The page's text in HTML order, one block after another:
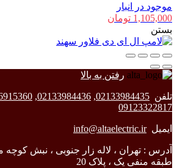
موجود در انبار
1,105,000 تومان
بستن
رفتن به بالا
تلفن 02133984435
,
02133984436
,
09123322817
ایمیلinfo@altaelectric.ir
آدرس : تهران ، لاله زار جنوبی ، نبش کوچه
طبقه منفی یک ، پلاک 20